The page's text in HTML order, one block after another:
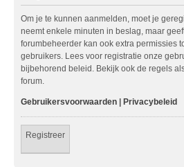
Om je te kunnen aanmelden, moet je
neemt enkele minuten in beslag, maar
forumbeheerder kan ook extra permissies
gebruikers. Lees voor registratie onze
bijbehorend beleid. Bekijk ook de regels
forum.
Gebruikersvoorwaarden | Privacybeleid
Registreer